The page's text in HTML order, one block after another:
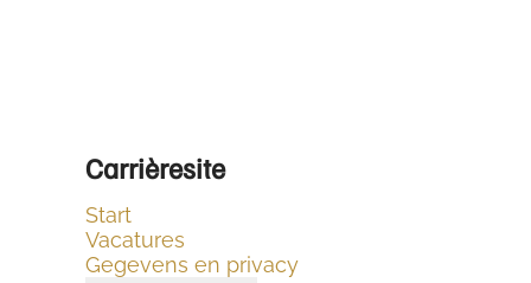
Carrièresite
Start
Vacatures
Gegevens en privacy